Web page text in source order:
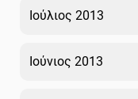
Ιούλιος 2013
Ιούνιος 2013